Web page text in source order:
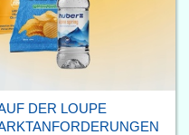
DER LOUPE